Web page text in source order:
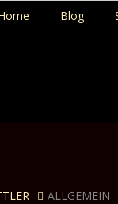
Blog
ALLGEMEIN